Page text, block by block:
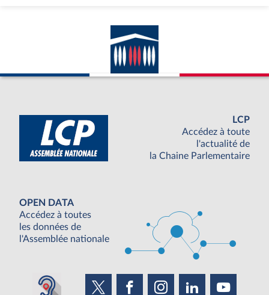
LCP
Accédez à toute
l'actualité de
la Chaine Parlementaire
OPEN DATA
Accédez à toutes
les données de
l'Assemblée nationale